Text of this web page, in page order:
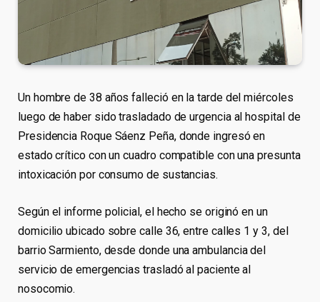
Un hombre de 38 años falleció en la tarde del miércoles
luego de haber sido trasladado de urgencia al hospital de
Presidencia Roque Sáenz Peña, donde ingresó en
estado crítico con un cuadro compatible con una presunta
intoxicación por consumo de sustancias.
Según el informe policial, el hecho se originó en un
domicilio ubicado sobre calle 36, entre calles 1 y 3, del
barrio Sarmiento, desde donde una ambulancia del
servicio de emergencias trasladó al paciente al
nosocomio.